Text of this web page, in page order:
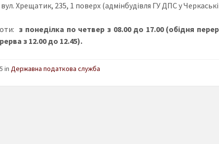
Хрещатик, 235, 1 поверх (адмінбудівля ГУ ДПС у
з понеділка по четвер з 08.00 до 17.00 (обідня
з 12.00 до 12.45).
in Державна податкова служба